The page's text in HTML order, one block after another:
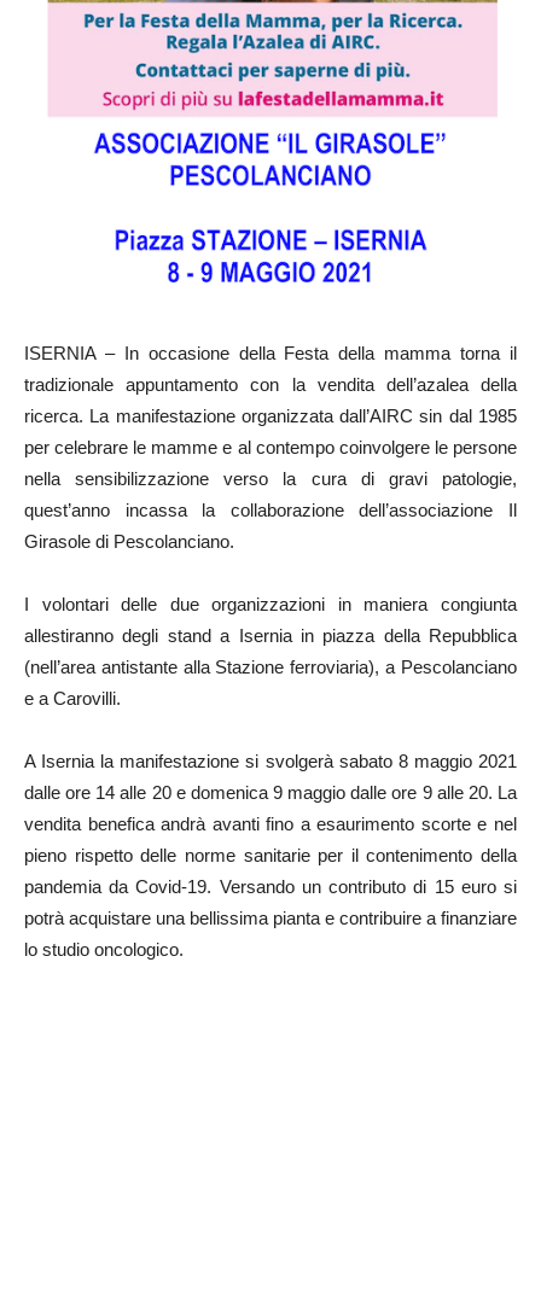
ISERNIA – In occasione della Festa della mamma torna il
tradizionale appuntamento con la vendita dell’azalea della
ricerca. La manifestazione organizzata dall’AIRC sin dal 1985
per celebrare le mamme e al contempo coinvolgere le persone
nella sensibilizzazione verso la cura di gravi patologie,
quest’anno incassa la collaborazione dell’associazione Il
Girasole di Pescolanciano.
I volontari delle due organizzazioni in maniera congiunta
allestiranno degli stand a Isernia in piazza della Repubblica
(nell’area antistante alla Stazione ferroviaria), a Pescolanciano
e a Carovilli.
A Isernia la manifestazione si svolgerà sabato 8 maggio 2021
dalle ore 14 alle 20 e domenica 9 maggio dalle ore 9 alle 20. La
vendita benefica andrà avanti fino a esaurimento scorte e nel
pieno rispetto delle norme sanitarie per il contenimento della
pandemia da Covid-19. Versando un contributo di 15 euro si
potrà acquistare una bellissima pianta e contribuire a finanziare
lo studio oncologico.